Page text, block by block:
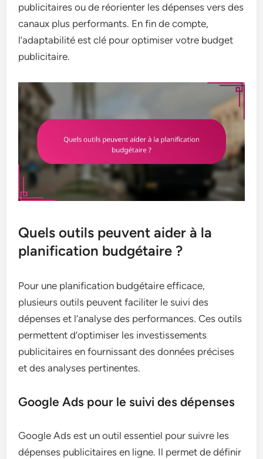
publicitaires ou de réorienter les dépenses vers des
canaux plus performants. En fin de compte,
l’adaptabilité est clé pour optimiser votre budget
publicitaire.
Quels outils peuvent aider à la
planification budgétaire ?
Pour une planification budgétaire efficace,
plusieurs outils peuvent faciliter le suivi des
dépenses et l’analyse des performances. Ces outils
permettent d’optimiser les investissements
publicitaires en fournissant des données précises
et des analyses pertinentes.
Google Ads pour le suivi des dépenses
Google Ads est un outil essentiel pour suivre les
dépenses publicitaires en ligne. Il permet de définir